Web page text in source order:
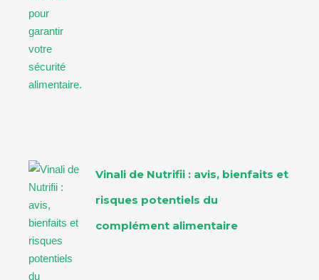
Vinali de Nutrifii : avis, bienfaits et
risques potentiels du
complément alimentaire